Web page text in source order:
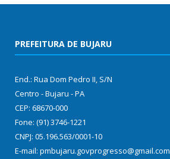
PREFEITURA DE BUJARU
End.: Rua Dom Pedro II, S/N
Centro - Bujaru - PA
CEP: 68670-000
Fone: (91) 3746-1221
CNPJ: 05.196.563/0001-10
E-mail: pmbujaru.govprogresso@gmail.com